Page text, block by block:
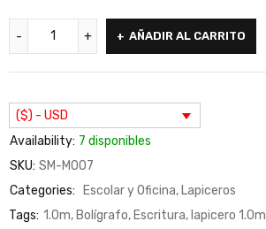
AÑADIR AL CARRITO
($) - USD
Availability: 7 disponibles
SKU: SM-M007
Categories:
Escolar y Oficina, Lapiceros
Tags: 1.0m, Bolígrafo, Escritura, lapicero 1.0m